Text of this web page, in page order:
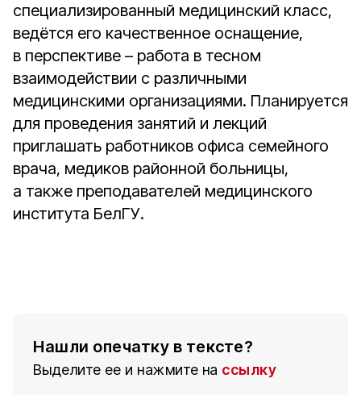
специализированный медицинский класс,
ведётся его качественное оснащение,
в перспективе – работа в тесном
взаимодействии с различными
медицинскими организациями. Планируется
для проведения занятий и лекций
приглашать работников офиса семейного
врача, медиков районной больницы,
а также преподавателей медицинского
института БелГУ.
Нашли опечатку в тексте?
Выделите ее и нажмите на ссылку